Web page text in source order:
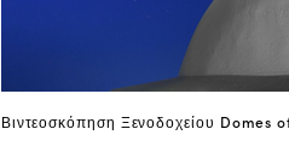
Βιντεοσκόπηση Ξενοδοχείου Domes